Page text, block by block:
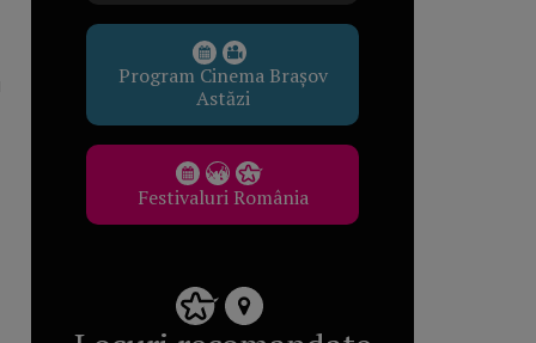
Program Cinema Brașov
Astăzi
Festivaluri România